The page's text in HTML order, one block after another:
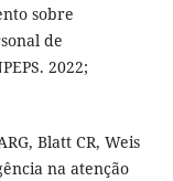
sobre
de
2022;
Blatt CR, Weis
na atenção